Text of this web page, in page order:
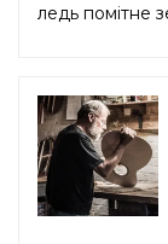
ледь помітне